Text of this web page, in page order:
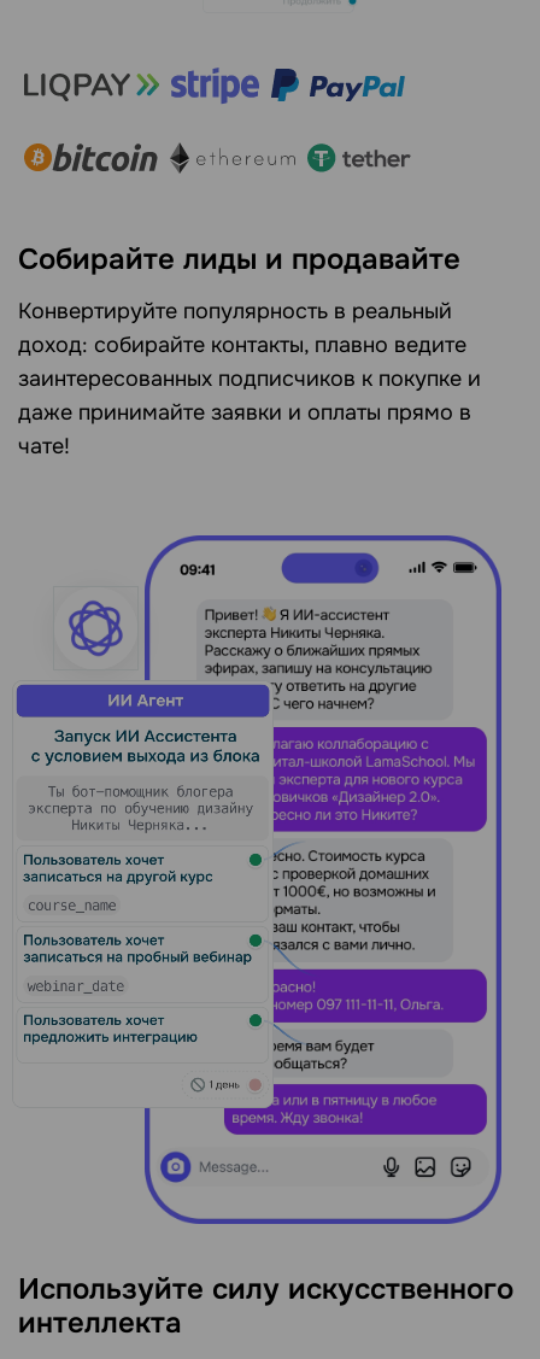
Собирайте лиды и продавайте
Конвертируйте популярность в реальный
доход: собирайте контакты, плавно ведите
заинтересованных подписчиков к покупке и
даже принимайте заявки и оплаты прямо в
чате!
Используйте силу искусственного
интеллекта